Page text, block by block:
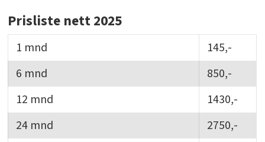
Prisliste nett 2025
1 mnd
145,-
6 mnd
850,-
12 mnd
1430,-
24 mnd
2750,-